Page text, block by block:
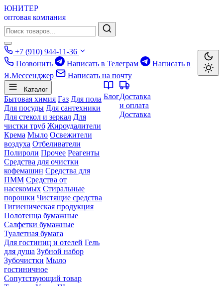
ЮНИТЕР
оптовая компания
+7 (910) 944-11-36
Позвонить
Написать в Телеграм
Написать в
Я.Мессенджер
Написать на почту
Каталог
Бытовая химия Газ Для пола
Для посуды Для сантехники
Для стекол и зеркал Для
чистки труб Жироудалители
Крема Мыло Освежители
воздуха Отбеливатели
Полироли Прочее Реагенты
Средства для очистки
кофемашин Средства для
ПММ Средства от
насекомых Стиральные
порошки Чистящие средства
Гигиеническая продукция
Полотенца бумажные
Салфетки бумажные
Туалетная бумага
Для гостиниц и отелей Гель
для душа Зубной набор
Зубочистки Мыло
гостиничное
Сопутствующий товар
БлогДоставка
и оплата
Доставка